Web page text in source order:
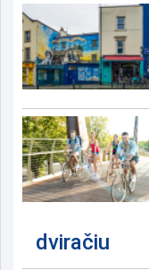
dviračiu